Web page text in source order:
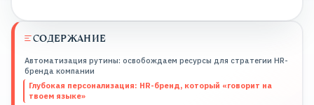
СОДЕРЖАНИЕ
Автоматизация рутины: освобождаем ресурсы для стратегии HR-
бренда компании
Глубокая персонализация: HR-бренд, который «говорит на
твоем языке»